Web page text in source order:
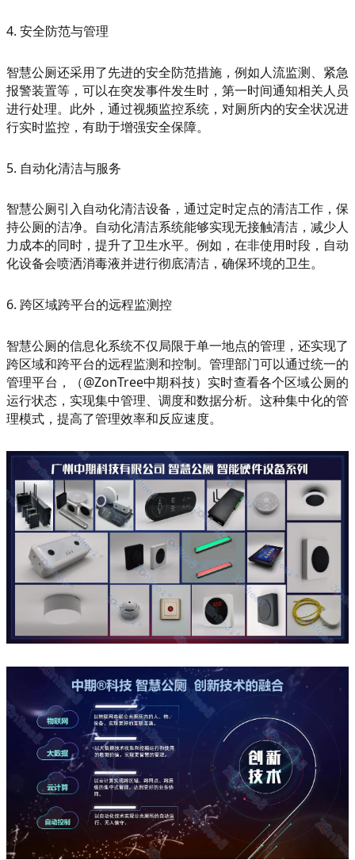
4. 安全防范与管理
智慧公厕还采用了先进的安全防范措施，例如人流监测、紧急
报警装置等，可以在突发事件发生时，第一时间通知相关人员
进行处理。此外，通过视频监控系统，对厕所内的安全状况进
行实时监控，有助于增强安全保障。
5. 自动化清洁与服务
智慧公厕引入自动化清洁设备，通过定时定点的清洁工作，保
持公厕的洁净。自动化清洁系统能够实现无接触清洁，减少人
力成本的同时，提升了卫生水平。例如，在非使用时段，自动
化设备会喷洒消毒液并进行彻底清洁，确保环境的卫生。
6. 跨区域跨平台的远程监测控
智慧公厕的信息化系统不仅局限于单一地点的管理，还实现了
跨区域和跨平台的远程监测和控制。管理部门可以通过统一的
管理平台，（@ZonTree中期科技）实时查看各个区域公厕的
运行状态，实现集中管理、调度和数据分析。这种集中化的管
理模式，提高了管理效率和反应速度。